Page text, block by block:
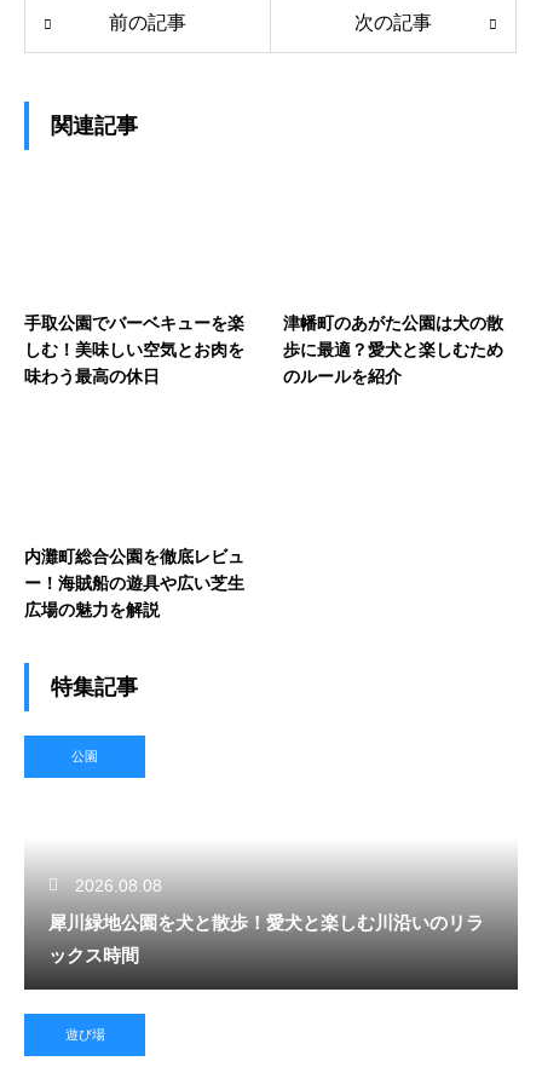
前の記事 次の記事
関連記事
手取公園でバーベキューを楽
しむ！美味しい空気とお肉を
味わう最高の休日
津幡町のあがた公園は犬の散
歩に最適？愛犬と楽しむため
のルールを紹介
内灘町総合公園を徹底レビュ
ー！海賊船の遊具や広い芝生
広場の魅力を解説
特集記事
公園
2026.08.08
犀川緑地公園を犬と散歩！愛犬と楽しむ川沿いのリラ
ックス時間
遊び場